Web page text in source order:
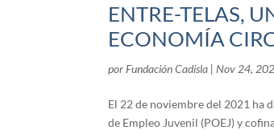
ENTRE-TELAS,
ECONOMÍA
por Fundación Cadisla | Nov 24,
El 22 de noviembre del 2021 ha
de Empleo Juvenil (POEJ) y